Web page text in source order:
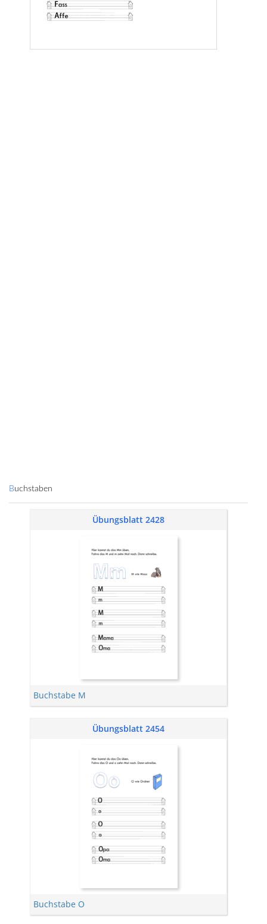
Buchstaben
Übungsblatt 2428
Buchstabe M
Übungsblatt 2454
Buchstabe O